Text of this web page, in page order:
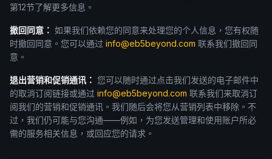
第12节了解更多信息。
撤回同意： 如果我们依赖您的同意来处理您的个人信息，您有权随
时撤回同意。您可以通过 info@eb5beyond.com 联系我们撤回同
意。
退出营销和促销通讯： 您可以随时通过点击我们发送的电子邮件中
的取消订阅链接或通过 info@eb5beyond.com 联系我们来取消订
阅我们的营销和促销通讯。我们随后会将您从营销列表中移除。不
过，我们仍可能与您沟通——例如，为您发送管理和使用账户所必
需的服务相关信息，或回应您的请求。